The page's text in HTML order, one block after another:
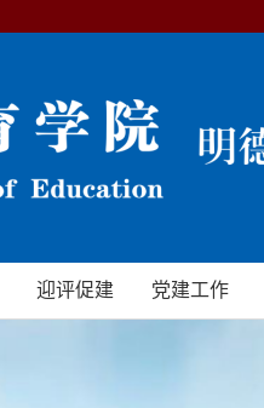
迎评促建 党建工作